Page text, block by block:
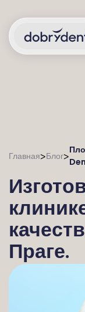
Главная>Блог>
Праге.